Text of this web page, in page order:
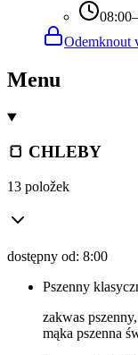
Odemknout
Menu
🍞 CHLEBY
13 položek
dostępny od: 8:00
Pszenny
zakwas
mąka pszenna